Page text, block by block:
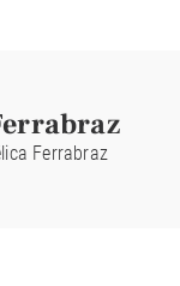
Ferrabraz